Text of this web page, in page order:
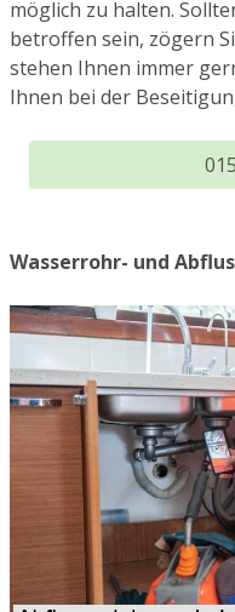
möglich zu halten.
betroffen sein, zögern
stehen Ihnen immer
Ihnen bei der
Wasserrohr- und